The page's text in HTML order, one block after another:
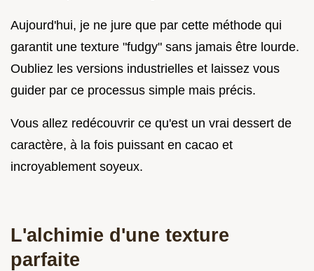
Aujourd'hui, je ne jure que par cette méthode qui
garantit une texture "fudgy" sans jamais être lourde.
Oubliez les versions industrielles et laissez vous
guider par ce processus simple mais précis.
Vous allez redécouvrir ce qu'est un vrai dessert de
caractère, à la fois puissant en cacao et
incroyablement soyeux.
L'alchimie d'une texture
parfaite